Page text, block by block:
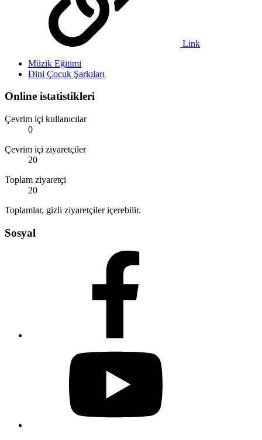
Link
Müzik Eğitimi
Dini Çocuk Şarkıları
Online istatistikleri
Çevrim içi kullanıcılar
0
Çevrim içi ziyaretçiler
20
Toplam ziyaretçi
20
Toplamlar, gizli ziyaretçiler içerebilir.
Sosyal